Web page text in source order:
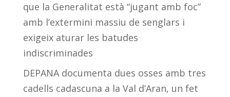
que la Generalitat està “jugant amb foc”
amb l’extermini massiu de senglars i
exigeix aturar les batudes
indiscriminades
DEPANA documenta dues osses amb tres
cadells cadascuna a la Val d’Aran, un fet